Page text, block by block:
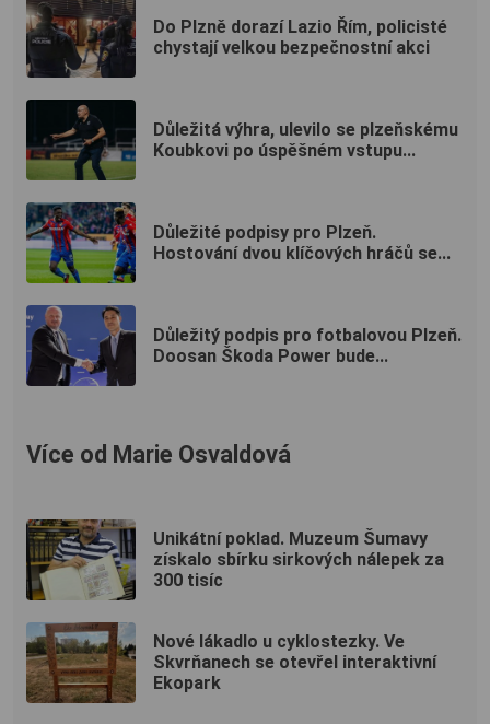
Do Plzně dorazí Lazio Řím, policisté
chystají velkou bezpečnostní akci
Důležitá výhra, ulevilo se plzeňskému
Koubkovi po úspěšném vstupu...
Důležité podpisy pro Plzeň.
Hostování dvou klíčových hráčů se...
Důležitý podpis pro fotbalovou Plzeň.
Doosan Škoda Power bude...
Více od Marie Osvaldová
Unikátní poklad. Muzeum Šumavy
získalo sbírku sirkových nálepek za
300 tisíc
Nové lákadlo u cyklostezky. Ve
Skvrňanech se otevřel interaktivní
Ekopark